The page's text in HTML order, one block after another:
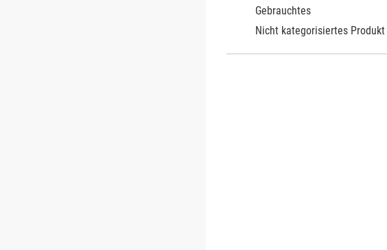
Gebrauchtes
Nicht kategorisiertes Produkt